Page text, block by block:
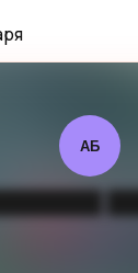
АБ